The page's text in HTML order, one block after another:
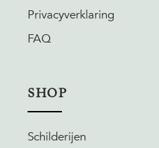
Privacyverklaring
FAQ
SHOP
Schilderijen